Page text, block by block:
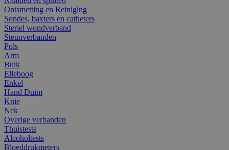
Ontsmetting en Reiniging
Sondes, baxters en catheters
Steriel wondverband
Steunverbanden
Pols
Arm
Buik
Elleboog
Enkel
Hand Duim
Knie
Nek
Overige verbanden
Thuistests
Alcoholtests
Bloeddrukmeters